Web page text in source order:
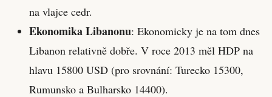
na vlajce cedr.
Ekonomika Libanonu: Ekonomicky je na tom dnes
Libanon relativně dobře. V roce 2013 měl HDP na
hlavu 15800 USD (pro srovnání: Turecko 15300,
Rumunsko a Bulharsko 14400).